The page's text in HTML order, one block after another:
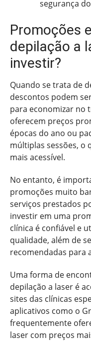
segurança
Promoções
depilação a
investir?
Quando se trata de
descontos podem
para economizar no
oferecem preços
épocas do ano ou
múltiplas sessões,
mais acessível.
No entanto, é
promoções muito
serviços prestados
investir em uma
clínica é confiável e
qualidade, além de
recomendadas para
Uma forma de
depilação a laser é
sites das clínicas
aplicativos como o
frequentemente
laser com preços